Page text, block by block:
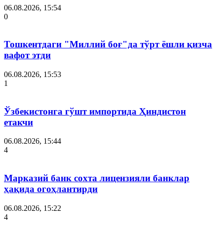
06.08.2026, 15:54
0
Тошкентдаги "Миллий боғ"да тўрт ёшли қизча
вафот этди
06.08.2026, 15:53
1
Ўзбекистонга гўшт импортида Ҳиндистон
етакчи
06.08.2026, 15:44
4
Марказий банк сохта лицензияли банклар
ҳақида огоҳлантирди
06.08.2026, 15:22
4